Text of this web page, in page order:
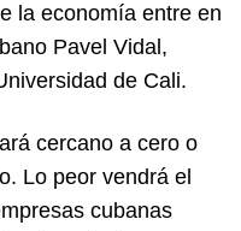
la economía entre en
Pavel Vidal,
de Cali.
cercano a cero o
Lo peor vendrá el
cubanas